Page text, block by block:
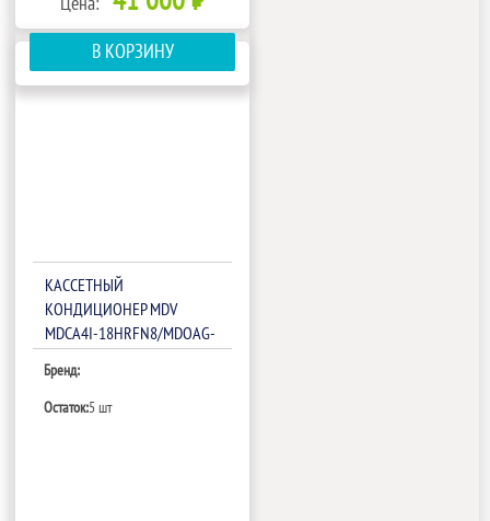
В КОРЗИНУ
КАССЕТНЫЙ
КОНДИЦИОНЕР MDV
MDCA4I-18HRFN8/MDOAG-
Бренд:
Остаток:5 шт